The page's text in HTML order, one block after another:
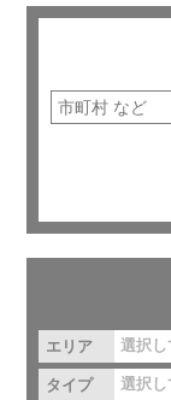
エリア
タイプ